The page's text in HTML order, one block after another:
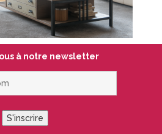
à notre newsletter
S'inscrire